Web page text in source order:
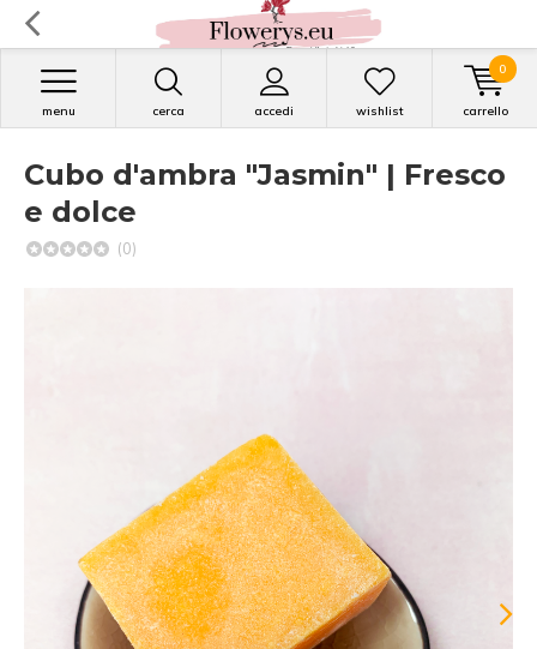
cerca accedi
menu wishlist carrello
0
Cubo d'ambra "Jasmin" | Fresco
e dolce
(0)